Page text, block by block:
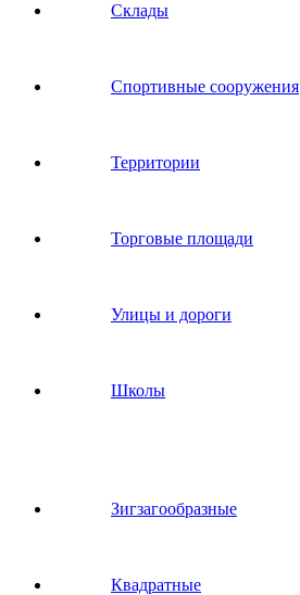
Склады
Спортивные сооружения
Территории
Торговые площади
Улицы и дороги
Школы
Зигзагообразные
Квадратные